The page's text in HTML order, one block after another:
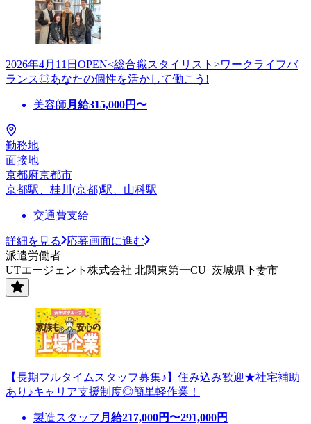
2026年4月11日OPEN<総合職スタイリスト>ワークライフバ
ランス◎あなたの個性を活かして働こう!
美容師 月給315,000円〜
勤務地
面接地
京都府京都市
京都駅、桂川(京都)駅、山科駅
交通費支給
詳細を見る
応募画面に進む
派遣労働者
UTエージェント株式会社 北関東第一CU_茨城県下妻市
【長期フルタイムスタッフ募集♪】住み込み歓迎★社宅補助
あり♪キャリア支援制度◎簡単軽作業！
製造スタッフ 月給217,000円〜291,000円